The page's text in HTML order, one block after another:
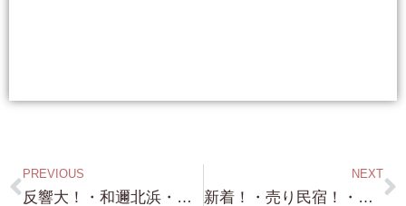
PREVIOUS
反響大！・和邇北浜・琵琶湖一望絶景！・高台頂上・約100坪・1,980万円・お問い合わせ多数ありがとうございました！・・琵琶湖浜付き・琵琶湖浜前も！
NEXT
新着！・売り民宿！・近江中庄駅から数十メートル・アクセスよし！・約480坪敷地・古屋付・お安く譲ります！・・2,500万円！・・勿論 琵琶湖も近いです！